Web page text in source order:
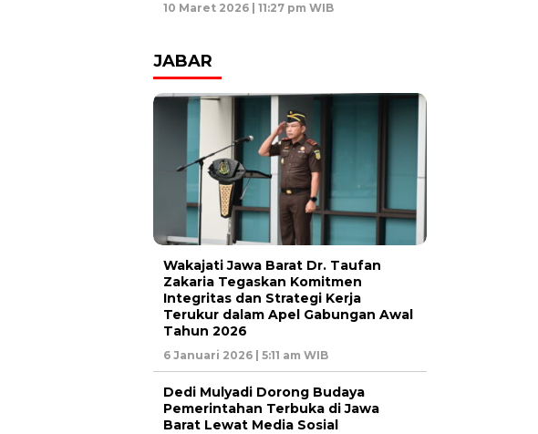
10 Maret 2026 | 11:27 pm WIB
JABAR
Wakajati Jawa Barat Dr. Taufan
Zakaria Tegaskan Komitmen
Integritas dan Strategi Kerja
Terukur dalam Apel Gabungan Awal
Tahun 2026
6 Januari 2026 | 5:11 am WIB
Dedi Mulyadi Dorong Budaya
Pemerintahan Terbuka di Jawa
Barat Lewat Media Sosial